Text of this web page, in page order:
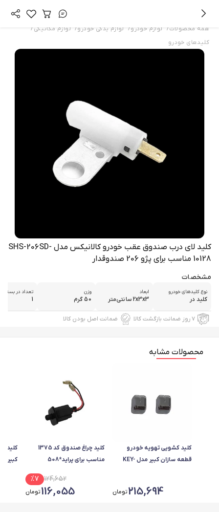
همه محصولات/ لوازم خودرو/ لوازم یدکی خودرو/ لوازم مکانیکی /
کلیدهای خودرو
کلید لای درب صندوق عقب خودرو کالانیکس مدل SHS-206SD-
10128 مناسب برای پژو 206 صندوقدار
مشخصات
نوع کلیدهای خودرو
کلید در
ابعاد
2x3x3 سانتی‌متر
وزن
50 گرم
تعداد در
1
۷ روز ضمانت بازگشت کالا ضمانت اصل بودن کالا
محصولات مشابه
کلید کشویی تهویه خودرو
قطعه سازان کبیر مدل KEY-
215,694تومان
کلید چراغ صندوق کد 1375
مناسب برای پراید*508
124,652
%7
116,055تومان
کلید